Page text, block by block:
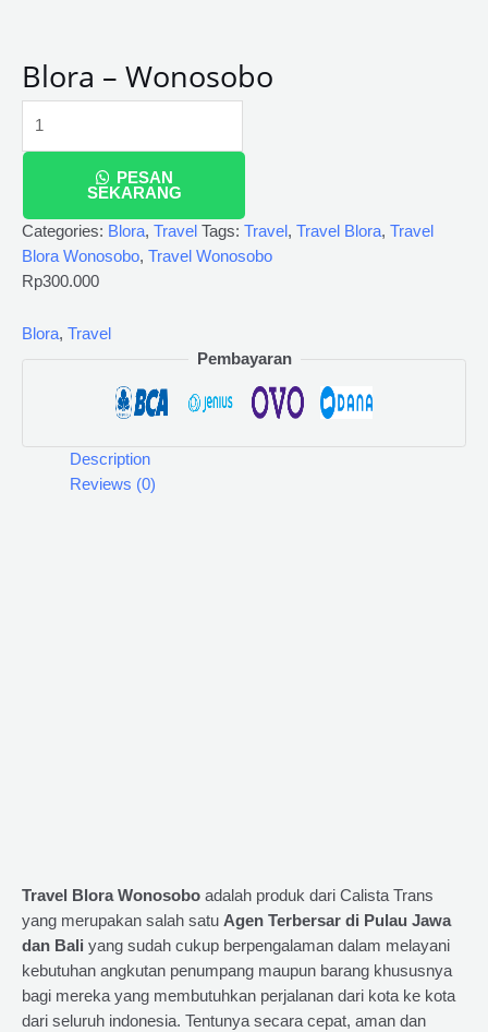
Blora – Wonosobo
PESAN
SEKARANG
Categories: Blora, Travel Tags: Travel, Travel Blora, Travel
Blora Wonosobo, Travel Wonosobo
Rp300.000
Blora, Travel
Pembayaran
Description
Reviews (0)
Travel Blora Wonosobo adalah produk dari Calista Trans
yang merupakan salah satu Agen Terbersar di Pulau Jawa
dan Bali yang sudah cukup berpengalaman dalam melayani
kebutuhan angkutan penumpang maupun barang khususnya
bagi mereka yang membutuhkan perjalanan dari kota ke kota
dari seluruh indonesia. Tentunya secara cepat, aman dan